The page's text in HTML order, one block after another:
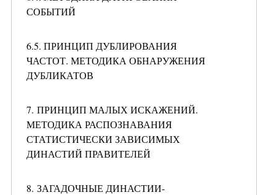
СОБЫТИЙ
6.5. ПРИНЦИП ДУБЛИРОВАНИЯ
ЧАСТОТ. МЕТОДИКА ОБНАРУЖЕНИЯ
ДУБЛИКАТОВ
7. ПРИНЦИП МАЛЫХ ИСКАЖЕНИЙ.
МЕТОДИКА РАСПОЗНАВАНИЯ
СТАТИСТИЧЕСКИ ЗАВИСИМЫХ
ДИНАСТИЙ ПРАВИТЕЛЕЙ
8. ЗАГАДОЧНЫЕ ДИНАСТИИ-